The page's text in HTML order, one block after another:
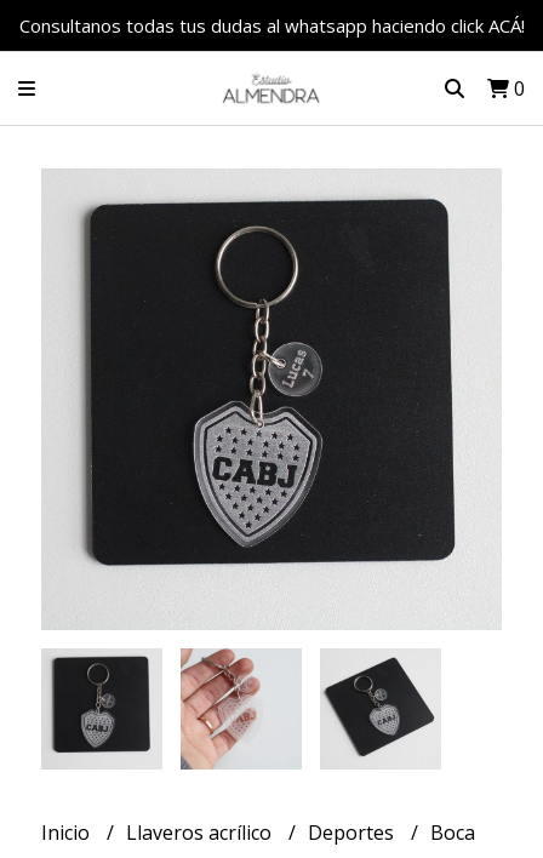
Consultanos todas tus dudas al whatsapp haciendo click ACÁ!
0
Inicio Llaveros acrílico Deportes Boca